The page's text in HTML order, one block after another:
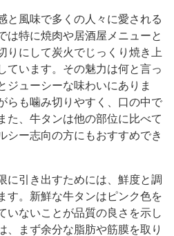
と風味で多くの人々に愛される
は特に焼肉や居酒屋メニューと
りにして炭火でじっくり焼き上
ています。その魅力は何と言っ
ジューシーな味わいにありま
らも噛み切りやすく、口の中で
た、牛タンは他の部位に比べて
シー志向の方にもおすすめでき
に引き出すためには、鮮度と調
す。新鮮な牛タンはピンク色を
いないことが品質の良さを示し
、まず余分な脂肪や筋膜を取り